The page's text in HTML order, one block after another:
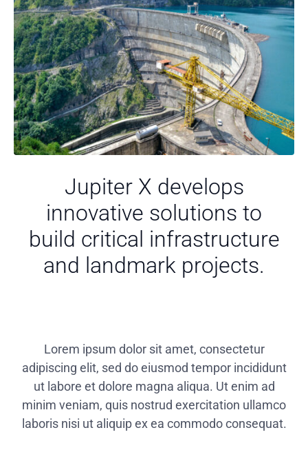
Jupiter X develops
innovative solutions to
build critical infrastructure
and landmark projects.
Lorem ipsum dolor sit amet, consectetur
adipiscing elit, sed do eiusmod tempor incididunt
ut labore et dolore magna aliqua. Ut enim ad
minim veniam, quis nostrud exercitation ullamco
laboris nisi ut aliquip ex ea commodo consequat.